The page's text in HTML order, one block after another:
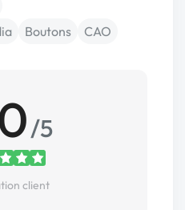
Boutons
CAO
/5
client